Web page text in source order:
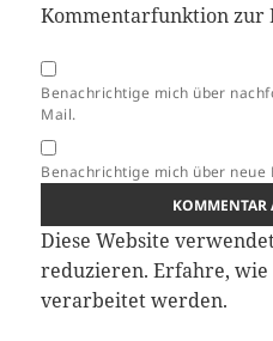
Kommentarfunktion zur
Benachrichtige mich über
Mail.
Benachrichtige mich über neue
Diese Website
reduzieren.Erfahre,
verarbeitet werden.